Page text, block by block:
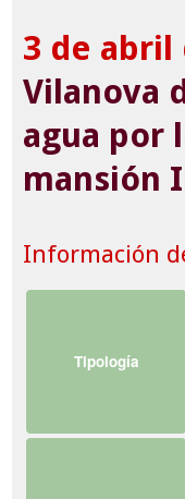
3 de abril
Vilanova
agua por
mansión
Información
Tipología